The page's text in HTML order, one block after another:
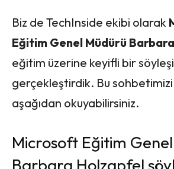
Biz de TechInside ekibi olarak
Eğitim Genel Müdürü
eğitim üzerine keyifli bir söyleşi
gerçekleştirdik. Bu
aşağıdan okuyabilirsiniz.
Microsoft Eğitim
Barbara Holzapfel